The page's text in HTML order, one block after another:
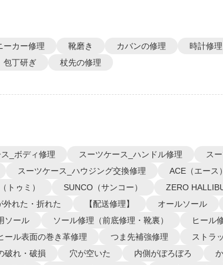
ーカー修理 靴磨き カバンの修理 時計修
包丁研ぎ
杖先の修理
_ボディ修理 スーツケース_ハンドル修理
ス
スーツケース_ハウジング交換修理
ACE（エース）
トゥミ）
SUNCO（サンコー） ZERO
外れた・折れた
【配送修理】 オールソール
ソール
ソール修理（前底修理・靴裏）
ヒール
ール表面の巻き革修理
つま先補強修理 ストラ
破れ・破損
穴が空いた 内側がぼろぼろ